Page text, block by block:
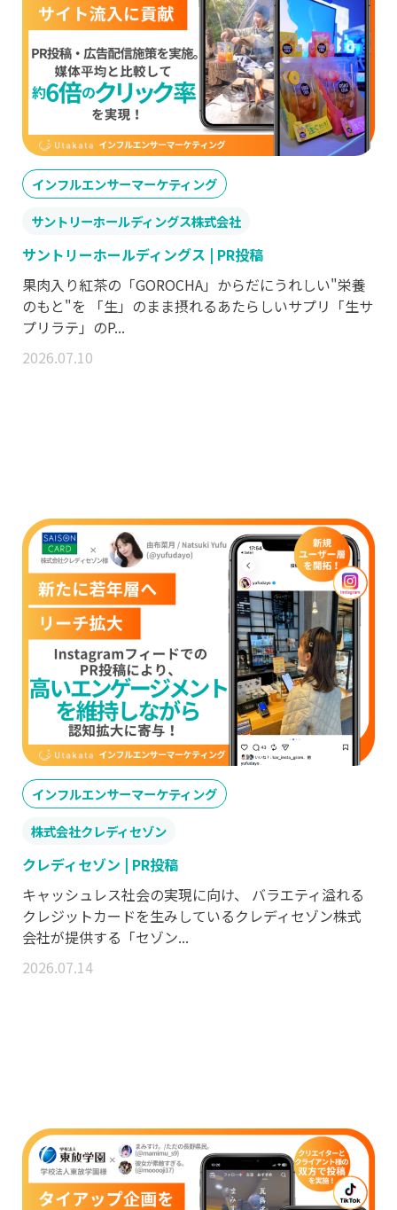
インフルエンサーマーケティング
サントリーホールディングス株式会社
サントリーホールディングス | PR投稿
果肉入り紅茶の「GOROCHA」からだにうれしい"栄養
のもと"を 「生」のまま摂れるあたらしいサプリ「生サ
プリラテ」のP...
2026.07.10
インフルエンサーマーケティング
株式会社クレディセゾン
クレディセゾン | PR投稿
キャッシュレス社会の実現に向け、 バラエティ溢れる
クレジットカードを生みしているクレディセゾン株式
会社が提供する「セゾン...
2026.07.14